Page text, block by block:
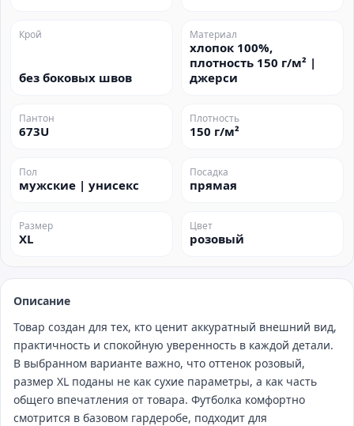
Крой
без боковых швов
Материал
хлопок 100%,
плотность 150 г/м² |
джерси
Пантон
673U
Плотность
150 г/м²
Пол
мужские | унисекс
Посадка
прямая
Размер
XL
Цвет
розовый
Описание
Товар создан для тех, кто ценит аккуратный внешний вид,
практичность и спокойную уверенность в каждой детали.
В выбранном варианте важно, что оттенок розовый,
размер XL поданы не как сухие параметры, а как часть
общего впечатления от товара. Футболка комфортно
смотрится в базовом гардеробе, подходит для